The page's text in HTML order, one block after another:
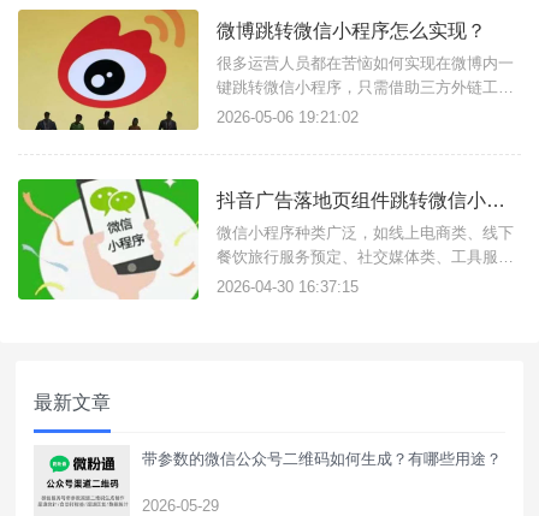
等。功能实现原理：微信外链：核心原理是
微信外链功能，这是一种合规的支
微博跳转微信小程序怎么实现？
很多运营人员都在苦恼如何实现在微博内一
键跳转微信小程序，只需借助三方外链工具
即可实现，比如：天天外链，不需要复杂的
小程序/公众号/企微/微群的外链使用，适用
中，白名单域名无风险拦截提示。链接配置
方法如下：注册登录进入天天
2026-05-06 19:21:02
抖音广告落地页组件跳转微信小程序怎么操作？
微信小程序种类广泛，如线上电商类、线下
餐饮旅行服务预定、社交媒体类、工具服务
等功能丰富，在视频资讯、搜索引擎等平台
2026-04-30 16:37:15
最新文章
带参数的微信公众号二维码如何生成？有哪些用途？
2026-05-29